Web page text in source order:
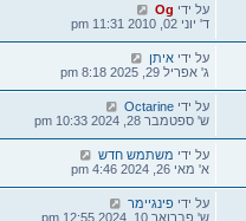
על ידי Og
ד' יוני 02, 2010 11:31 pm
על ידי איתן
ג' אפריל 29, 2025 8:18 pm
על ידי Octarine
ש' ספטמבר 28, 2024 10:33 pm
על ידי משתמש חדש
א' מאי 26, 2024 4:46 pm
על ידי פינגיימר
ש' פברואר 10, 2024 12:55 pm